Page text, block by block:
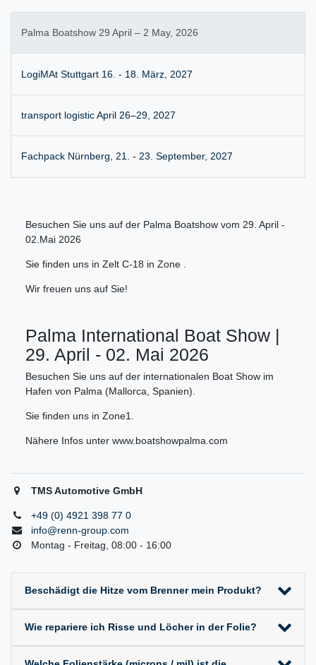
Palma Boatshow 29 April – 2 May, 2026
LogiMAt Stuttgart 16. - 18. März, 2027
transport logistic April 26–29, 2027
Fachpack Nürnberg, 21. - 23. September, 2027
Besuchen Sie uns auf der Palma Boatshow vom 29. April -
02.Mai 2026
Sie finden uns in Zelt C-18 in Zone .
Wir freuen uns auf Sie!
Palma International Boat Show |
29. April - 02. Mai 2026
Besuchen Sie uns auf der internationalen Boat Show im
Hafen von Palma (Mallorca, Spanien).
Sie finden uns in Zone1.
Nähere Infos unter www.boatshowpalma.com
TMS Automotive GmbH
+49 (0) 4921 398 77 0
info@renn-group.com
Montag - Freitag, 08:00 - 16:00
Beschädigt die Hitze vom Brenner mein Produkt?
Wie repariere ich Risse und Löcher in der Folie?